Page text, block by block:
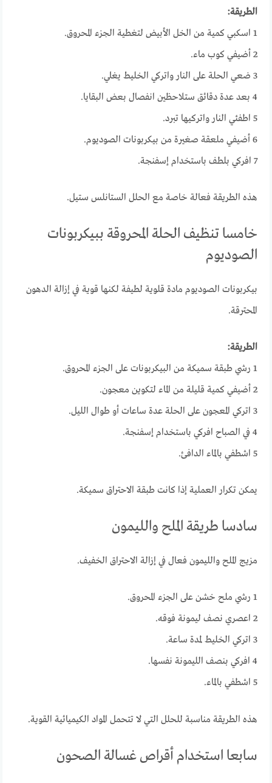
الطريقة:
1 اسكبي كمية من الخل الأبيض لتغطية الجزء المحروق.
2 أضيفي كوب ماء.
3 ضعي الحلة على النار واتركي الخليط يغلي.
4 بعد عدة دقائق ستلاحظين انفصال بعض البقايا.
5 اطفئي النار واتركيها تبرد.
6 أضيفي ملعقة صغيرة من بيكربونات الصوديوم.
7 افركي بلطف باستخدام إسفنجة.
هذه الطريقة فعالة خاصة مع الحلل الستانلس ستيل.
خامسا تنظيف الحلة المحروقة ببيكربونات
الصوديوم
بيكربونات الصوديوم مادة قلوية لطيفة لكنها قوية في إزالة الدهون
المحترقة.
الطريقة:
1 رشي طبقة سميكة من البيكربونات على الجزء المحروق.
2 أضيفي كمية قليلة من الماء لتكوين معجون.
3 اتركي المعجون على الحلة عدة ساعات أو طوال الليل.
4 في الصباح افركي باستخدام إسفنجة.
5 اشطفي بالماء الدافئ.
يمكن تكرار العملية إذا كانت طبقة الاحتراق سميكة.
سادسا طريقة الملح والليمون
مزيج الملح والليمون فعال في إزالة الاحتراق الخفيف.
1 رشي ملح خشن على الجزء المحروق.
2 اعصري نصف ليمونة فوقه.
3 اتركي الخليط لمدة ساعة.
4 افركي بنصف الليمونة نفسها.
5 اشطفي بالماء.
هذه الطريقة مناسبة للحلل التي لا تتحمل المواد الكيميائية القوية.
سابعا استخدام أقراص غسالة الصحون